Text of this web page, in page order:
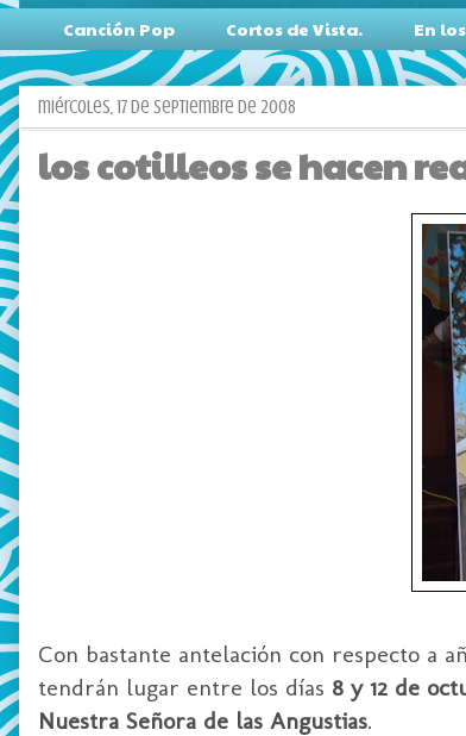
Canción Pop Cortos de Vista. En
miércoles, 17 de septiembre de 2008
los cotilleos se hacen
Con bastante antelación con respecto a
tendrán lugar entre los días 8 y 12 de
Nuestra Señora de las Angustias.